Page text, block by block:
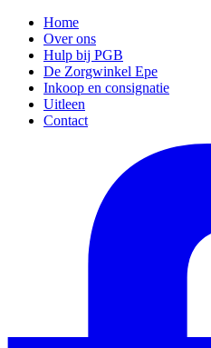
Home
Over ons
Hulp bij PGB
De Zorgwinkel Epe
Inkoop en consignatie
Uitleen
Contact